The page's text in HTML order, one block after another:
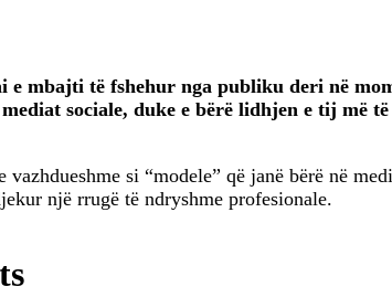
e mbajti të fshehur nga publiku deri në
sociale, duke e bërë lidhjen e tij më
si “modele” që janë bërë në
një rrugë të ndryshme profesionale.